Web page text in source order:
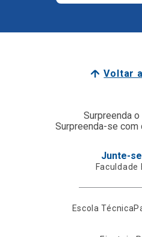
Voltar
Surpreenda
Surpreenda-se com
Junte-
Faculdade
Escola Técnica